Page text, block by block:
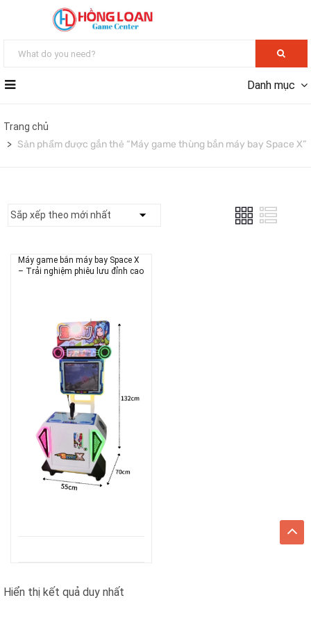
Danh mục
Trang chủ
Sản phẩm được gắn thẻ “Máy game thùng bắn máy bay Space X”
Máy game bắn máy bay Space X
– Trải nghiệm phiêu lưu đỉnh cao
Hiển thị kết quả duy nhất